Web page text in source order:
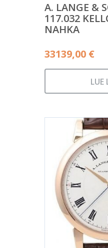
A. LANGE &
117.032
NAHKA
33139,00 €
LUE